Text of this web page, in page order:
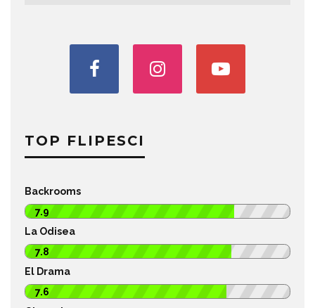
TOP FLIPESCI
Backrooms
7.9
La Odisea
7.8
El Drama
7.6